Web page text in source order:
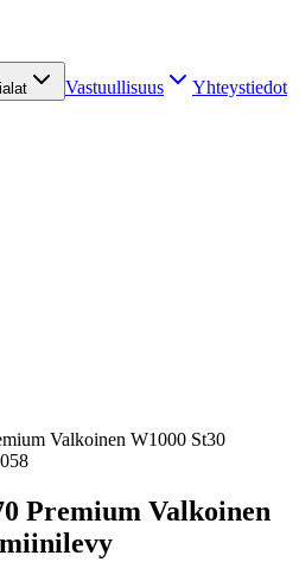
Vastuullisuus Yhteystiedot
Valkoinen W1000 St30
Premium Valkoinen